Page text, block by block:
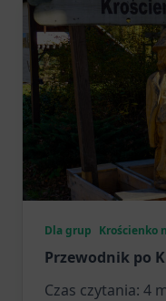
Dla grup Krościenko
Przewodnik po
Czas czytania: 4